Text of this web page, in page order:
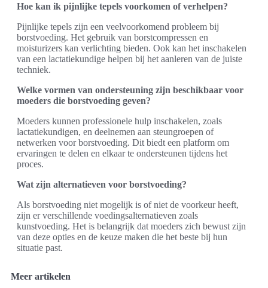
Hoe kan ik pijnlijke tepels voorkomen of verhelpen?
Pijnlijke tepels zijn een veelvoorkomend probleem bij
borstvoeding. Het gebruik van borstcompressen en
moisturizers kan verlichting bieden. Ook kan het inschakelen
van een lactatiekundige helpen bij het aanleren van de juiste
techniek.
Welke vormen van ondersteuning zijn beschikbaar voor
moeders die borstvoeding geven?
Moeders kunnen professionele hulp inschakelen, zoals
lactatiekundigen, en deelnemen aan steungroepen of
netwerken voor borstvoeding. Dit biedt een platform om
ervaringen te delen en elkaar te ondersteunen tijdens het
proces.
Wat zijn alternatieven voor borstvoeding?
Als borstvoeding niet mogelijk is of niet de voorkeur heeft,
zijn er verschillende voedingsalternatieven zoals
kunstvoeding. Het is belangrijk dat moeders zich bewust zijn
van deze opties en de keuze maken die het beste bij hun
situatie past.
Meer artikelen